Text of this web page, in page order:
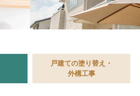
戸建ての塗り替え・
外構工事